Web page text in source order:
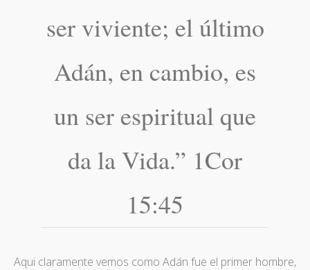
ser viviente; el último
Adán, en cambio, es
un ser espiritual que
da la Vida.” 1Cor
15:45
Aqui claramente vemos como Adán fue el primer hombre,